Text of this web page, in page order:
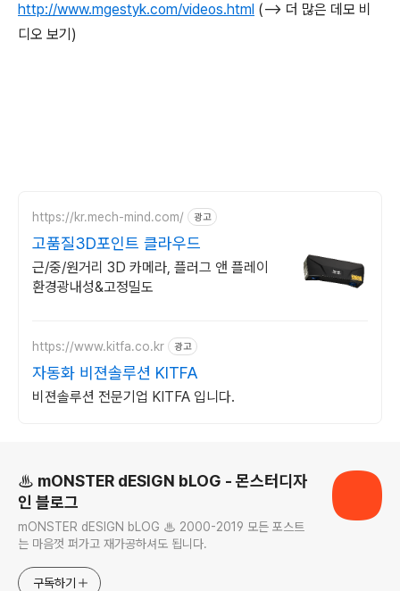
http://www.mgestyk.com/videos.html (--> 더 많은 데모 비
디오 보기)
https://kr.mech-mind.com/ 광고
고품질3D포인트 클라우드
근/중/원거리 3D 카메라, 플러그 앤 플레이
환경광내성&고정밀도
https://www.kitfa.co.kr 광고
자동화 비젼솔루션 KITFA
비젼솔루션 전문기업 KITFA 입니다.
♨ mONSTER dESIGN bLOG - 몬스터디자
인 블로그
mONSTER dESIGN bLOG ♨ 2000-2019 모든 포스트
는 마음껏 퍼가고 재가공하셔도 됩니다.
구독하기